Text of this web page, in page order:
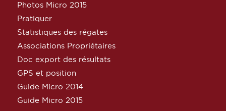
Photos Micro 2015
Pratiquer
Statistiques des régates
Associations Propriétaires
Doc export des résultats
GPS et position
Guide Micro 2014
Guide Micro 2015